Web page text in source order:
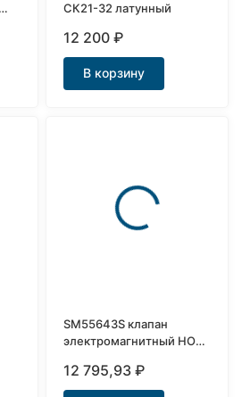
СК21-32 латунный
12 200₽
В корзину
SM55643S клапан
электромагнитный НО
12 795,93₽